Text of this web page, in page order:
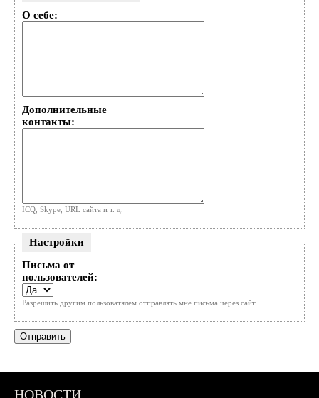
О себе:
Дополнительные
контакты:
ICQ, Skype, URL сайта и т. д.
Настройки
Письма от
пользователей:
Разрешить другим пользоватялем отправлять мне письма через сайт
НОВОСТИ